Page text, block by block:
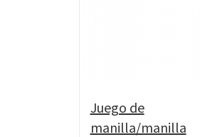
Juego de
manilla/manilla